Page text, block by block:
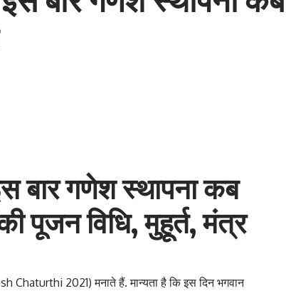
बार गणेश स्थापना कब
पूजन विधि,मुहूर्त,मंत्र
Chaturthi 2021) मनाते हैं. मान्यता है कि इस दिन भगवान